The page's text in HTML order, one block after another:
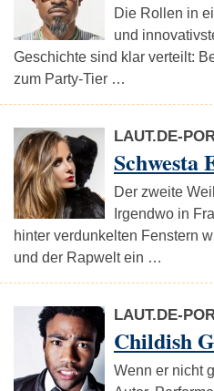
Die Rollen in
und
Geschichte sind klar verteilt:
zum Party-Tier …
LAUT.DE-
Schwesta
Der zweite
Irgendwo in
hinter verdunkelten Fenstern
und der Rapwelt ein …
LAUT.DE-
Childish
Wenn er nicht